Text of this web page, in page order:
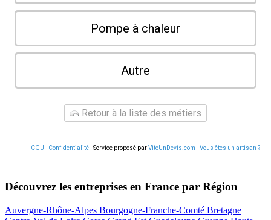
Pompe à chaleur
Autre
Retour à la liste des métiers
CGU - Confidentialité- Service proposé parViteUnDevis.com -Vous êtes un artisan ?
Découvrez les entreprises en France par Région
Auvergne-Rhône-Alpes Bourgogne-Franche-Comté Bretagne